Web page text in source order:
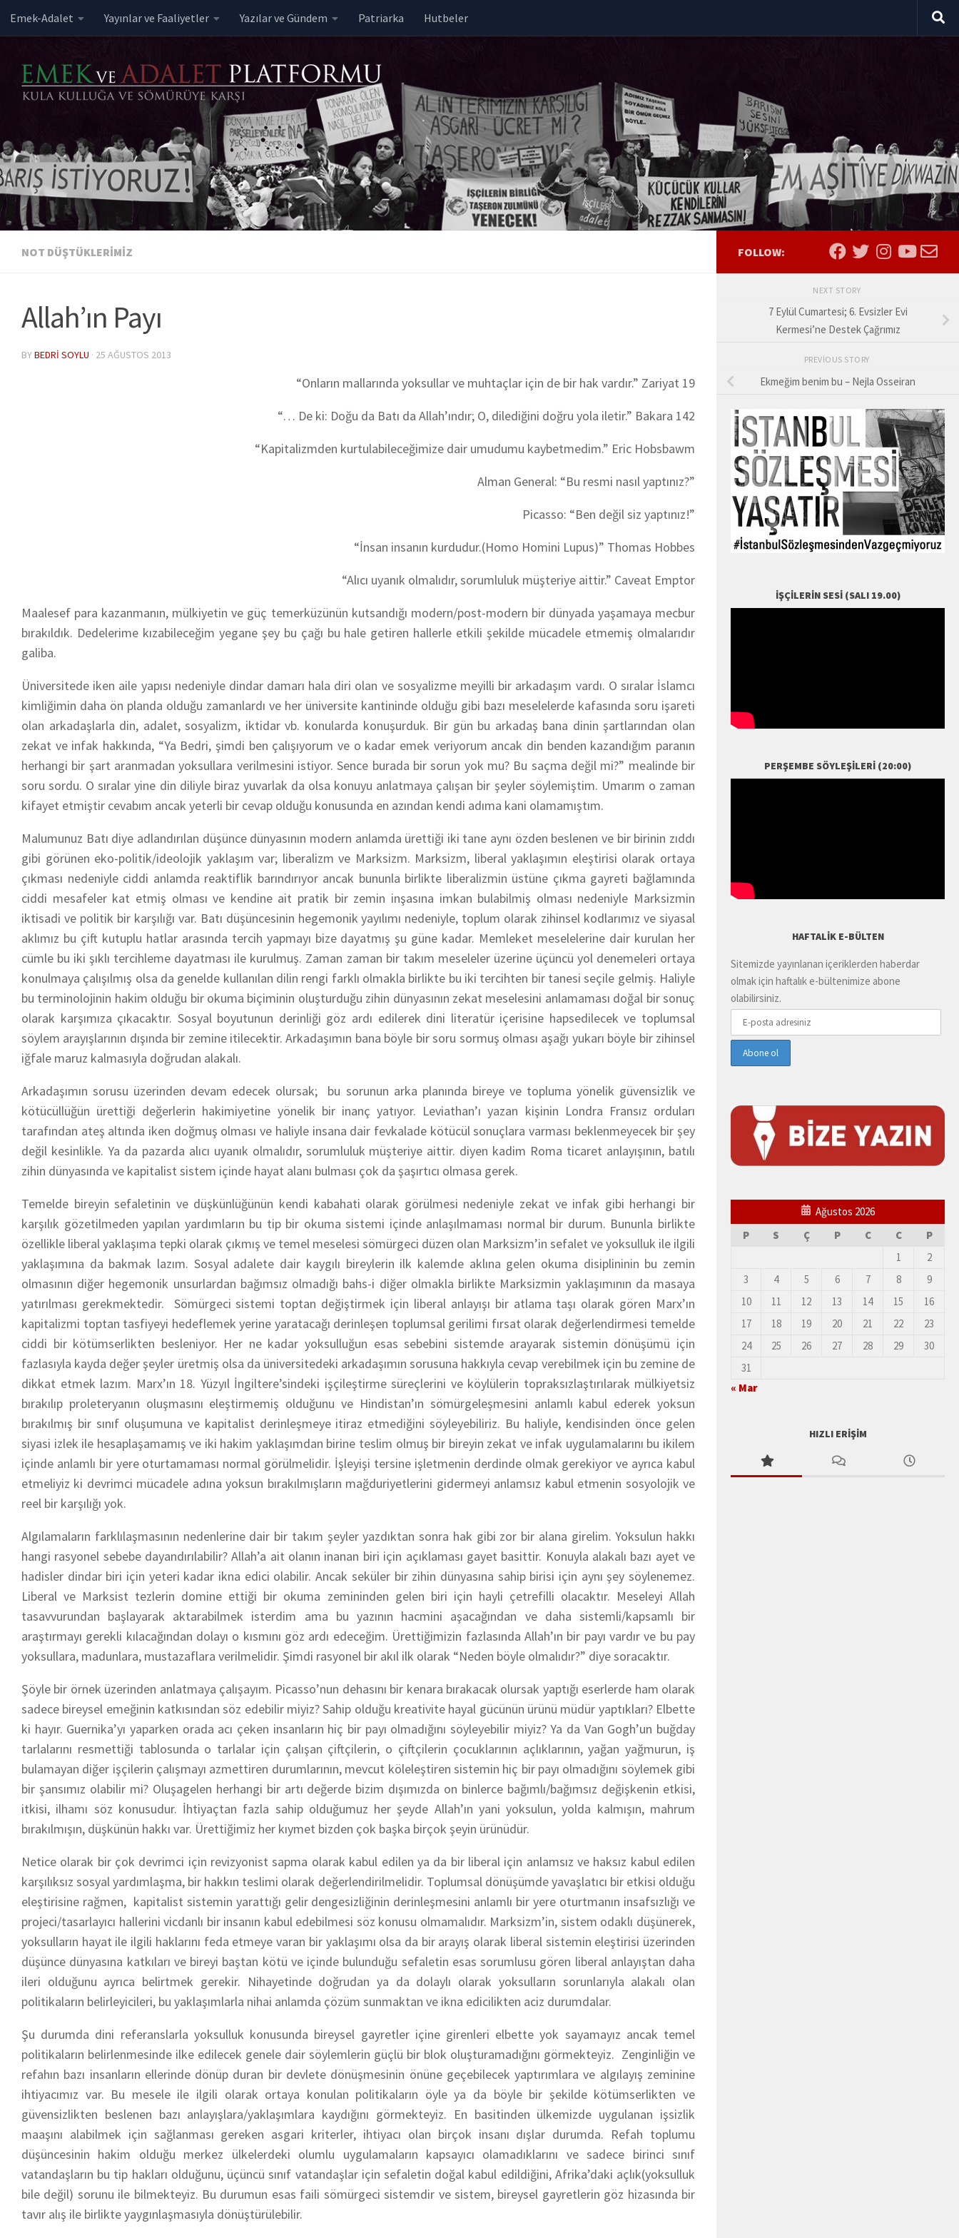
Skip to content
Emek-Adalet Yayınlar ve Faaliyetler Yazılar ve Gündem Patriarka Hutbeler
NOT DÜŞTÜKLERIMIZ
Allah’ın Payı
BYBEDRI SOYLU · 25 AĞUSTOS 2013
“Onların mallarında yoksullar ve muhtaçlar için de bir hak vardır.” Zariyat 19
“… De ki: Doğu da Batı da Allah’ındır; O, dilediğini doğru yola iletir.” Bakara 142
“Kapitalizmden kurtulabileceğimize dair umudumu kaybetmedim.” Eric Hobsbawm
Alman General: “Bu resmi nasıl yaptınız?”
Picasso: “Ben değil siz yaptınız!”
“İnsan insanın kurdudur.(Homo Homini Lupus)” Thomas Hobbes
“Alıcı uyanık olmalıdır, sorumluluk müşteriye aittir.” Caveat Emptor
Maalesef para kazanmanın, mülkiyetin ve güç temerküzünün kutsandığı modern/post-modern bir dünyada yaşamaya mecbur
bırakıldık. Dedelerime kızabileceğim yegane şey bu çağı bu hale getiren hallerle etkili şekilde mücadele etmemiş olmalarıdır
galiba.
Üniversitede iken aile yapısı nedeniyle dindar damarı hala diri olan ve sosyalizme meyilli bir arkadaşım vardı. O sıralar İslamcı
kimliğimin daha ön planda olduğu zamanlardı ve her üniversite kantininde olduğu gibi bazı meselelerde kafasında soru işareti
olan arkadaşlarla din, adalet, sosyalizm, iktidar vb. konularda konuşurduk. Bir gün bu arkadaş bana dinin şartlarından olan
zekat ve infak hakkında, “Ya Bedri, şimdi ben çalışıyorum ve o kadar emek veriyorum ancak din benden kazandığım paranın
herhangi bir şart aranmadan yoksullara verilmesini istiyor. Sence burada bir sorun yok mu? Bu saçma değil mi?” mealinde bir
soru sordu. O sıralar yine din diliyle biraz yuvarlak da olsa konuyu anlatmaya çalışan bir şeyler söylemiştim. Umarım o zaman
kifayet etmiştir cevabım ancak yeterli bir cevap olduğu konusunda en azından kendi adıma kani olamamıştım.
Malumunuz Batı diye adlandırılan düşünce dünyasının modern anlamda ürettiği iki tane aynı özden beslenen ve bir birinin zıddı
gibi görünen eko-politik/ideolojik yaklaşım var; liberalizm ve Marksizm. Marksizm, liberal yaklaşımın eleştirisi olarak ortaya
çıkması nedeniyle ciddi anlamda reaktiflik barındırıyor ancak bununla birlikte liberalizmin üstüne çıkma gayreti bağlamında
ciddi mesafeler kat etmiş olması ve kendine ait pratik bir zemin inşasına imkan bulabilmiş olması nedeniyle Marksizmin
iktisadi ve politik bir karşılığı var. Batı düşüncesinin hegemonik yayılımı nedeniyle, toplum olarak zihinsel kodlarımız ve siyasal
aklımız bu çift kutuplu hatlar arasında tercih yapmayı bize dayatmış şu güne kadar. Memleket meselelerine dair kurulan her
cümle bu iki şıklı tercihleme dayatması ile kurulmuş. Zaman zaman bir takım meseleler üzerine üçüncü yol denemeleri ortaya
konulmaya çalışılmış olsa da genelde kullanılan dilin rengi farklı olmakla birlikte bu iki tercihten bir tanesi seçile gelmiş. Haliyle
bu terminolojinin hakim olduğu bir okuma biçiminin oluşturduğu zihin dünyasının zekat meselesini anlamaması doğal bir sonuç
olarak karşımıza çıkacaktır. Sosyal boyutunun derinliği göz ardı edilerek dini literatür içerisine hapsedilecek ve toplumsal
söylem arayışlarının dışında bir zemine itilecektir. Arkadaşımın bana böyle bir soru sormuş olması aşağı yukarı böyle bir zihinsel
iğfale maruz kalmasıyla doğrudan alakalı.
Arkadaşımın sorusu üzerinden devam edecek olursak; bu sorunun arka planında bireye ve topluma yönelik güvensizlik ve
kötücüllüğün ürettiği değerlerin hakimiyetine yönelik bir inanç yatıyor. Leviathan’ı yazan kişinin Londra Fransız orduları
tarafından ateş altında iken doğmuş olması ve haliyle insana dair fevkalade kötücül sonuçlara varması beklenmeyecek bir şey
değil kesinlikle. Ya da pazarda alıcı uyanık olmalıdır, sorumluluk müşteriye aittir. diyen kadim Roma ticaret anlayışının, batılı
zihin dünyasında ve kapitalist sistem içinde hayat alanı bulması çok da şaşırtıcı olmasa gerek.
Temelde bireyin sefaletinin ve düşkünlüğünün kendi kabahati olarak görülmesi nedeniyle zekat ve infak gibi herhangi bir
karşılık gözetilmeden yapılan yardımların bu tip bir okuma sistemi içinde anlaşılmaması normal bir durum. Bununla birlikte
özellikle liberal yaklaşıma tepki olarak çıkmış ve temel meselesi sömürgeci düzen olan Marksizm’in sefalet ve yoksulluk ile ilgili
yaklaşımına da bakmak lazım. Sosyal adalete dair kaygılı bireylerin ilk kalemde aklına gelen okuma disiplininin bu zemin
olmasının diğer hegemonik unsurlardan bağımsız olmadığı bahs-i diğer olmakla birlikte Marksizmin yaklaşımının da masaya
yatırılması gerekmektedir. Sömürgeci sistemi toptan değiştirmek için liberal anlayışı bir atlama taşı olarak gören Marx’ın
kapitalizmi toptan tasfiyeyi hedeflemek yerine yaratacağı derinleşen toplumsal gerilimi fırsat olarak değerlendirmesi temelde
ciddi bir kötümserlikten besleniyor. Her ne kadar yoksulluğun esas sebebini sistemde arayarak sistemin dönüşümü için
fazlasıyla kayda değer şeyler üretmiş olsa da üniversitedeki arkadaşımın sorusuna hakkıyla cevap verebilmek için bu zemine de
dikkat etmek lazım. Marx’ın 18. Yüzyıl İngiltere’sindeki işçileştirmesüreçlerini ve köylülerin topraksızlaştırılarak mülkiyetsiz
bırakılıp proleteryanın oluşmasını eleştirmemiş olduğunu ve Hindistan’ın sömürgeleşmesini anlamlı kabul ederek yoksun
bırakılmış bir sınıf oluşumuna ve kapitalist derinleşmeye itiraz etmediğini söyleyebiliriz. Bu haliyle, kendisinden önce gelen
siyasi izlek ile hesaplaşamamış ve iki hakim yaklaşımdan birine teslim olmuş bir bireyin zekat ve infak uygulamalarını bu ikilem
içinde anlamlı bir yere oturtamaması normal görülmelidir. İşleyişi tersine işletmenin derdinde olmak gerekiyor ve ayrıca kabul
etmeliyiz ki devrimci mücadele adına yoksun bırakılmışların mağduriyetlerini gidermeyi anlamsız kabul etmenin sosyolojik ve
reel bir karşılığı yok.
Algılamaların farklılaşmasının nedenlerine dair bir takım şeyler yazdıktan sonra hak gibi zor bir alana girelim.Yoksulun hakkı
hangi rasyonel sebebe dayandırılabilir? Allah’a ait olanın inanan biri için açıklaması gayet basittir. Konuyla alakalı bazı ayet ve
hadisler dindar biri için yeteri kadar ikna edici olabilir. Ancak seküler bir zihin dünyasına sahip birisi için aynı şey söylenemez.
Liberal ve Marksist tezlerin domine ettiği bir okuma zemininden gelen biri için hayli çetrefilli olacaktır. Meseleyi Allah
tasavvurundan başlayarak aktarabilmek isterdim ama bu yazının hacmini aşacağından ve daha sistemli/kapsamlı bir
araştırmayı gerekli kılacağından dolayı o kısmını göz ardı edeceğim. Ürettiğimizin fazlasında Allah’ın bir payı vardır ve bu pay
yoksullara, madunlara, mustazaflara verilmelidir. Şimdi rasyonel bir akıl ilk olarak “Neden böyle olmalıdır?” diye soracaktır.
Şöyle bir örnek üzerinden anlatmaya çalışayım. Picasso’nun dehasını bir kenara bırakacak olursak yaptığı eserlerde ham olarak
sadece bireysel emeğinin katkısından söz edebilir miyiz? Sahip olduğu kreativite hayal gücünün ürünü müdür yaptıkları? Elbette
ki hayır. Guernika’yı yaparken orada acı çeken insanların hiç bir payı olmadığını söyleyebilir miyiz? Ya da Van Gogh’un buğday
tarlalarını resmettiği tablosunda o tarlalar için çalışan çiftçilerin, o çiftçilerin çocuklarının açlıklarının, yağan yağmurun, iş
bulamayan diğer işçilerin çalışmayı azmettiren durumlarının, mevcut köleleştiren sistemin hiç bir payı olmadığını söylemek gibi
bir şansımız olabilir mi? Oluşagelen herhangi bir artı değerde bizim dışımızda on binlerce bağımlı/bağımsız değişkenin etkisi,
itkisi, ilhamı söz konusudur. İhtiyaçtan fazla sahip olduğumuz her şeyde Allah’ın yani yoksulun, yolda kalmışın, mahrum
bırakılmışın, düşkünün hakkı var. Ürettiğimiz her kıymet bizden çok başka birçok şeyin ürünüdür.
Netice olarak bir çok devrimci için revizyonist sapma olarak kabul edilen ya da bir liberal için anlamsız ve haksız kabul edilen
karşılıksız sosyal yardımlaşma, bir hakkın teslimi olarak değerlendirilmelidir. Toplumsal dönüşümde yavaşlatıcı bir etkisi olduğu
eleştirisine rağmen, kapitalist sistemin yarattığı gelir dengesizliğinin derinleşmesini anlamlı bir yere oturtmanın insafsızlığı ve
projeci/tasarlayıcı hallerini vicdanlı bir insanın kabul edebilmesi söz konusu olmamalıdır. Marksizm’in, sistem odaklı düşünerek,
yoksulların hayat ile ilgili haklarını feda etmeye varan bir yaklaşımı olsa da bir arayış olarak liberal sistemin eleştirisi üzerinden
düşünce dünyasına katkıları ve bireyi baştan kötü ve içinde bulunduğu sefaletin esas sorumlusu gören liberal anlayıştan daha
ileri olduğunu ayrıca belirtmek gerekir. Nihayetinde doğrudan ya da dolaylı olarak yoksulların sorunlarıyla alakalı olan
politikaların belirleyicileri, bu yaklaşımlarla nihai anlamda çözüm sunmaktan ve ikna edicilikten aciz durumdalar.
Şu durumda dini referanslarla yoksulluk konusunda bireysel gayretler içine girenleri elbette yok sayamayız ancak temel
politikaların belirlenmesinde ilke edilecek genele dair söylemlerin güçlü bir blok oluşturamadığını görmekteyiz. Zenginliğin ve
refahın bazı insanların ellerinde dönüp duran bir devlete dönüşmesinin önüne geçebilecek yaptırımlara ve algılayış zeminine
ihtiyacımız var. Bu mesele ile ilgili olarak ortaya konulan politikaların öyle ya da böyle bir şekilde kötümserlikten ve
güvensizlikten beslenen bazı anlayışlara/yaklaşımlara kaydığını görmekteyiz. En basitinden ülkemizde uygulanan işsizlik
maaşını alabilmek için sağlanması gereken asgari kriterler, ihtiyacı olan birçok insanı dışlar durumda. Refah toplumu
düşüncesinin hakim olduğu merkez ülkelerdeki olumlu uygulamaların kapsayıcı olamadıklarını ve sadece birinci sınıf
vatandaşların bu tip hakları olduğunu, üçüncü sınıf vatandaşlariçin sefaletin doğal kabul edildiğini, Afrika’daki açlık(yoksulluk
bile değil) sorunu ile bilmekteyiz. Bu durumun esas faili sömürgeci sistemdir ve sistem, bireysel gayretlerin göz hizasında bir
tavır alış ile birlikte yaygınlaşmasıyla dönüştürülebilir.
FOLLOW:
NEXT STORY
7 Eylül Cumartesi; 6. Evsizler Evi
Kermesi’ne Destek Çağrımız
PREVIOUS STORY
Ekmeğim benim bu – Nejla Osseiran
İŞÇILERIN SESI (SALI 19.00)
PERŞEMBE SÖYLEŞILERI (20:00)
HAFTALIK E-BÜLTEN
Sitemizde yayınlanan içeriklerden haberdar
olmak için haftalık e-bültenimize abone
olabilirsiniz.
Ağustos 2026
P
S Ç P C C
P
1
2
3
4 5 6 7 8
9
10
11 12 13 14 15
16
17
18 19 20 21 22
23
24
25 26 27 28 29
30
31
« Mar
HIZLI ERIŞIM